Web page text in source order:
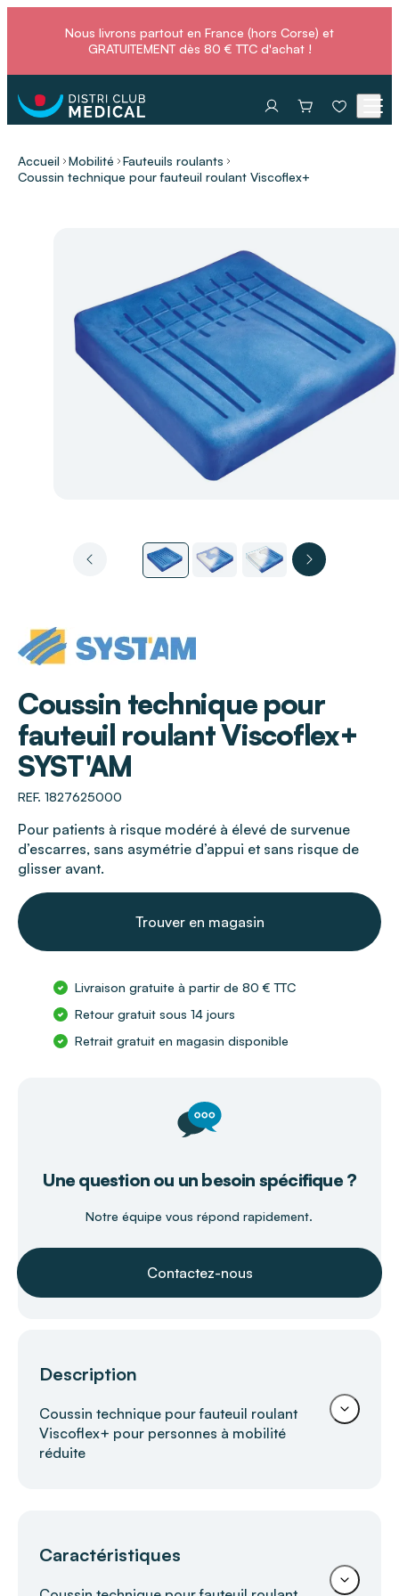
Nous livrons partout en France (hors Corse) et
GRATUITEMENT dès 80 € TTC d'achat !
Accueil Mobilité
Fauteuils roulants
Coussin technique pour fauteuil roulant Viscoflex+
Coussin technique pour
fauteuil roulant Viscoflex+
SYST'AM
REF. 1827625000
Pour patients à risque modéré à élevé de survenue
d’escarres, sans asymétrie d’appui et sans risque de
glisser avant.
Trouver en magasin
Livraison gratuite à partir de 80 € TTC
Retour gratuit sous 14 jours
Retrait gratuit en magasin disponible
Une question ou un besoin spécifique ?
Notre équipe vous répond rapidement.
Contactez-nous
Description
Coussin technique pour fauteuil roulant
Viscoflex+ pour personnes à mobilité
réduite
– Prévention des escarres et
Caractéristiques